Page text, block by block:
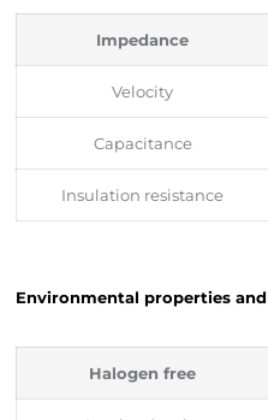
Impedance
Velocity
Capacitance
Insulation resistance
Environmental properties
Halogen free